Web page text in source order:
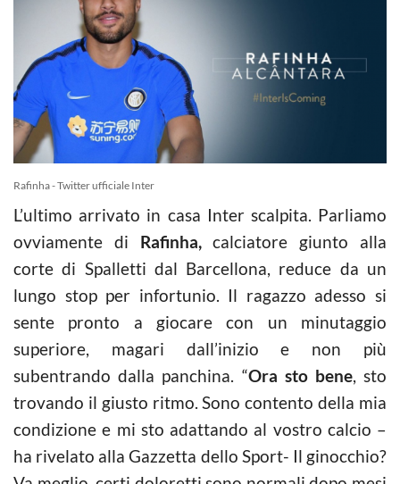
Rafinha - Twitter ufficiale Inter
L’ultimo arrivato in casa Inter scalpita. Parliamo
ovviamente di Rafinha,calciatore giunto alla
corte di Spalletti dal Barcellona, reduce da un
lungo stop per infortunio. Il ragazzo adesso si
sente pronto a giocare con un minutaggio
superiore, magari dall’inizio e non più
subentrando dalla panchina. “Ora sto bene, sto
trovando il giusto ritmo. Sono contento della mia
condizione e mi sto adattando al vostro calcio –
ha rivelato alla Gazzetta dello Sport- Il ginocchio?